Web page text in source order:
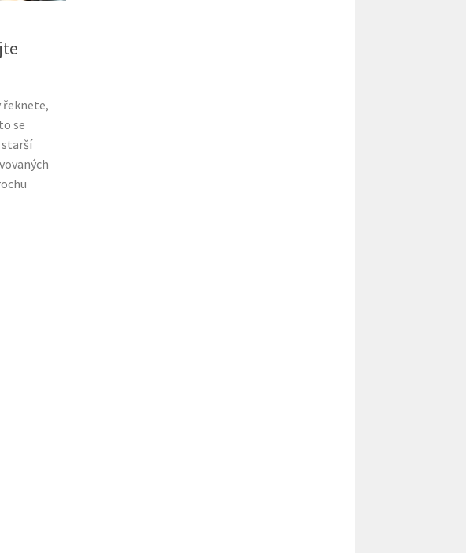
řeknete,
se